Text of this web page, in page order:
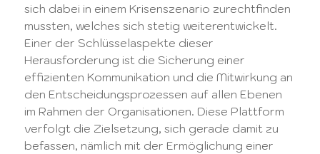
sich dabei in einem Krisenszenario zurechtfinden
mussten, welches sich stetig weiterentwickelt.
Einer der Schlüsselaspekte dieser
Herausforderung ist die Sicherung einer
effizienten Kommunikation und die Mitwirkung an
den Entscheidungsprozessen auf allen Ebenen
im Rahmen der Organisationen. Diese Plattform
verfolgt die Zielsetzung, sich gerade damit zu
befassen, nämlich mit der Ermöglichung einer